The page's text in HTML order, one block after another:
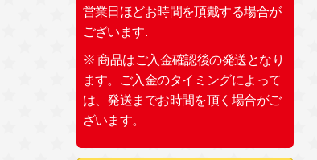
営業日ほどお時間を頂戴する場合が
ございます.
※ 商品はご入金確認後の発送となり
ます。ご入金のタイミングによって
は、発送までお時間を頂く場合がご
ざいます。